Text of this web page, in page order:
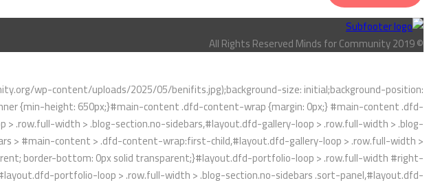
© All Rights Reserved Minds for Community 2019
wp-content/uploads/2025/05/benifits.jpg);background-size: initial;background-position:
{min-height: 650px;}#main-content .dfd-content-wrap {margin: 0px;} #main-content .dfd-
.row.full-width > .blog-section.no-sidebars,#layout.dfd-gallery-loop > .row.full-width > .blog-
> #main-content > .dfd-content-wrap:first-child,#layout.dfd-gallery-loop > .row.full-width >
border-bottom: 0px solid transparent;}#layout.dfd-portfolio-loop > .row.full-width #right-
portfolio-loop > .row.full-width > .blog-section.no-sidebars .sort-panel,#layout.dfd-